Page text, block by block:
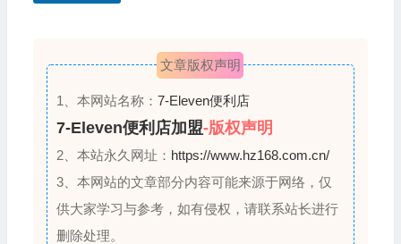
文章版权声明
1、本网站名称： 7-Eleven便利店
7-Eleven便利店加盟-版权声明
2、本站永久网址： https://www.hz168.com.cn/
3、本网站的文章部分内容可能来源于网络，仅
供大家学习与参考，如有侵权，请联系站长进行
删除处理。